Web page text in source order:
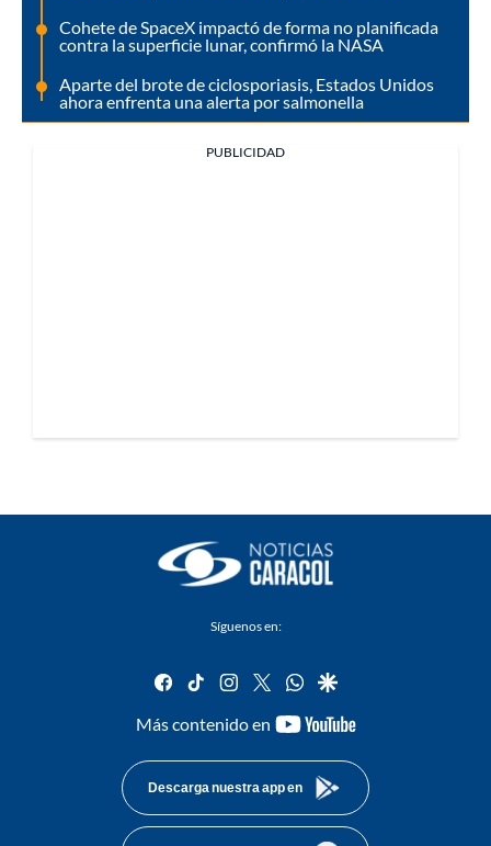
Cohete de SpaceX impactó de forma no planificada
contra la superficie lunar, confirmó la NASA
Aparte del brote de ciclosporiasis, Estados Unidos
ahora enfrenta una alerta por salmonella
PUBLICIDAD
Síguenos en:
facebook
tiktok instagram
twitterwhatsapp
google
Más contenido en
youtube-
Descarga nuestra app en